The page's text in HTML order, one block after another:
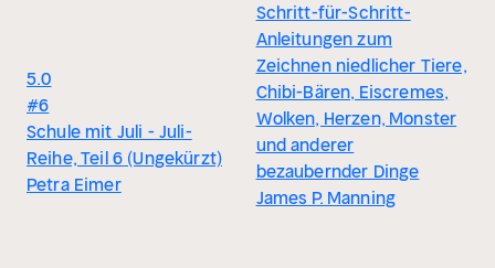
5.0
#6
Schule mit Juli - Juli-
Reihe, Teil 6 (Ungekürzt)
Petra Eimer
Schritt-für-Schritt-
Anleitungen zum
Zeichnen niedlicher Tiere,
Chibi-Bären, Eiscremes,
Wolken, Herzen, Monster
und anderer
bezaubernder Dinge
James P. Manning